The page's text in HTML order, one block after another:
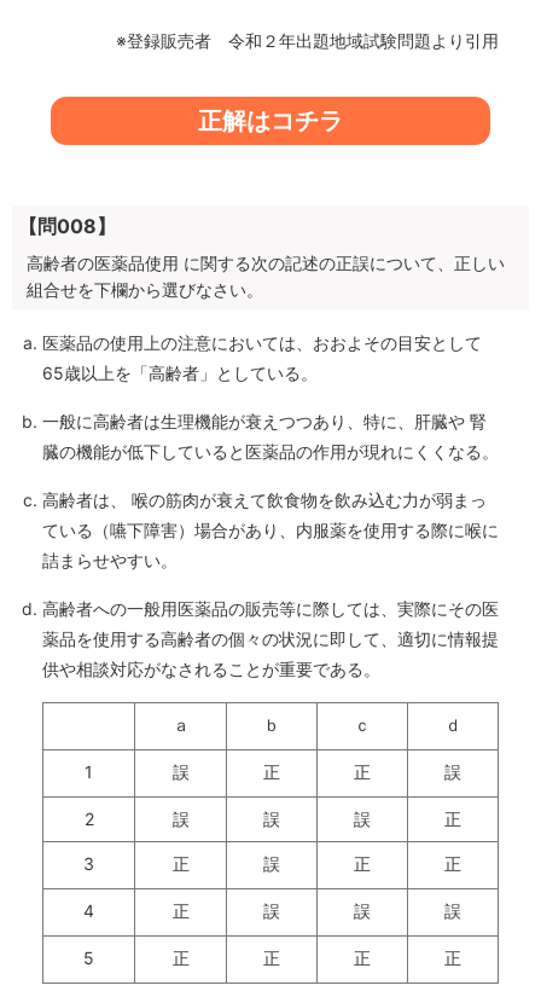
※登録販売者 令和２年出題地域試験問題より引用
正解はコチラ
【問008】
高齢者の医薬品使用 に関する次の記述の正誤について、正しい
組合せを下欄から選びなさい。
医薬品の使用上の注意においては、おおよその目安として
65歳以上を「高齢者」としている。
一般に高齢者は生理機能が衰えつつあり、特に、肝臓や 腎
臓の機能が低下していると医薬品の作用が現れにくくなる。
高齢者は、 喉の筋肉が衰えて飲食物を飲み込む力が弱まっ
ている（嚥下障害）場合があり、内服薬を使用する際に喉に
詰まらせやすい。
高齢者への一般用医薬品の販売等に際しては、実際にその医
薬品を使用する高齢者の個々の状況に即して、適切に情報提
供や相談対応がなされることが重要である。
ａ ｂ ｃ ｄ
1 誤 正 正 誤
2 誤 誤 誤 正
3 正 誤 正 正
4 正 誤 誤 誤
5 正 正 正 正